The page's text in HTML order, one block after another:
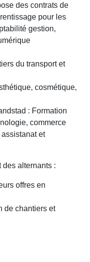
des contrats de
pour les
gestion,
du transport et
cosmétique,
: Formation
commerce
et
des alternants :
offres en
de chantiers et